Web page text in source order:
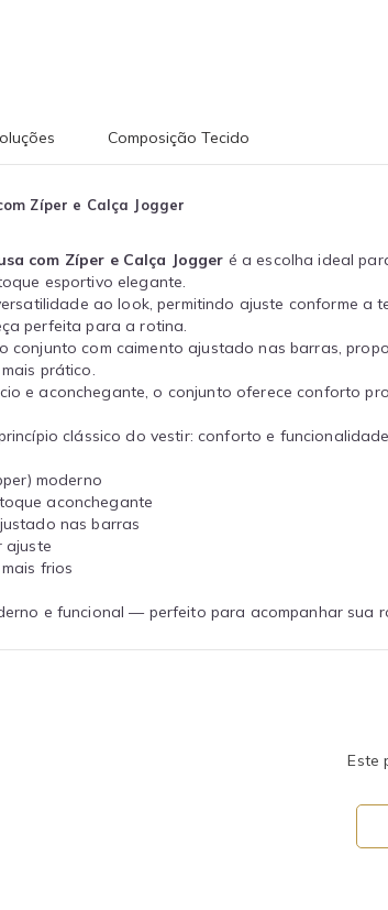
Composição Tecido
Zíper e Calça Jogger
com Zíper e Calça Jogger é a escolha ideal
esportivo elegante.
ao look, permitindo ajuste conforme
perfeita para a rotina.
conjunto com caimento ajustado nas barras,
prático.
e aconchegante, o conjunto oferece conforto
clássico do vestir: conforto e
moderno
aconchegante
nas barras
ajuste
frios
e funcional — perfeito para acompanhar sua
Este